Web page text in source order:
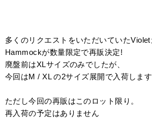
多くのリクエストをいただいていた
Hammockが数量限定で再販決定!
廃盤前はXLサイズのみでしたが、
今回はM / XL の2サイズ展開で入荷します
ただし今回の再販はこのロット限り。
再入荷の予定はありません